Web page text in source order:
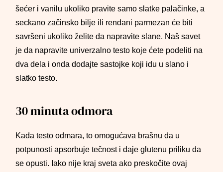
šećer i vanilu ukoliko pravite samo slatke palačinke, a
seckano začinsko bilje ili rendani parmezan će biti
savršeni ukoliko želite da napravite slane. Naš savet
je da napravite univerzalno testo koje ćete podeliti na
dva dela i onda dodajte sastojke koji idu u slano i
slatko testo.
30 minuta odmora
Kada testo odmara, to omogućava brašnu da u
potpunosti apsorbuje tečnost i daje glutenu priliku da
se opusti. Iako nije kraj sveta ako preskočite ovaj